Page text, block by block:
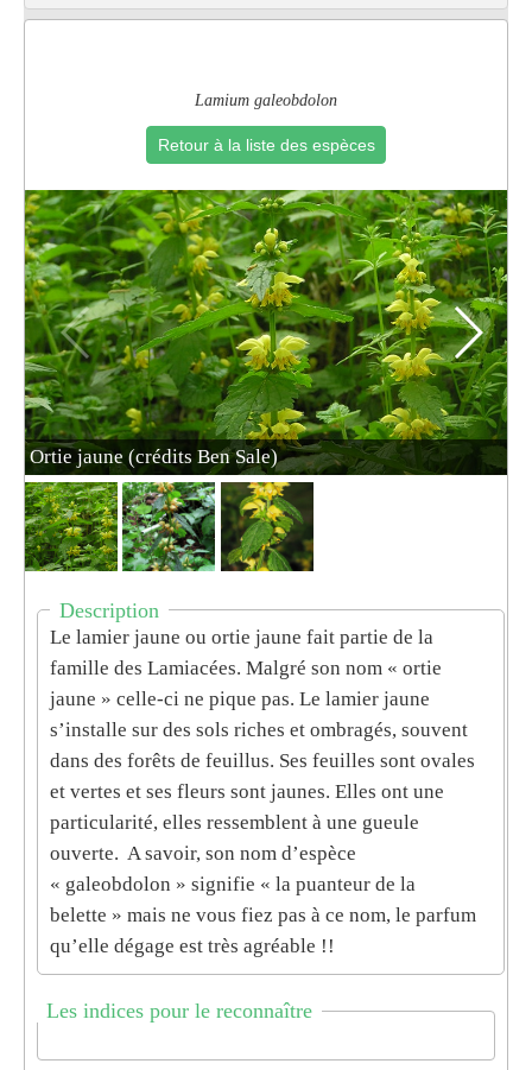
Lamium galeobdolon
Retour à la liste des espèces
Ortie jaune (crédits Ben Sale)
Description
Le lamier jaune ou ortie jaune fait partie de la
famille des Lamiacées. Malgré son nom « ortie
jaune » celle-ci ne pique pas. Le lamier jaune
s’installe sur des sols riches et ombragés, souvent
dans des forêts de feuillus. Ses feuilles sont ovales
et vertes et ses fleurs sont jaunes. Elles ont une
particularité, elles ressemblent à une gueule
ouverte. A savoir, son nom d’espèce
« galeobdolon » signifie « la puanteur de la
belette » mais ne vous fiez pas à ce nom, le parfum
qu’elle dégage est très agréable !!
Les indices pour le reconnaître